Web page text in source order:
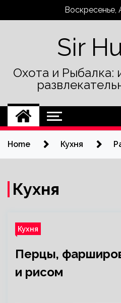
Воскресенье,
Sir
Охота и
Home Кухня
Кухня
Кухня
Перцы,
и рисом